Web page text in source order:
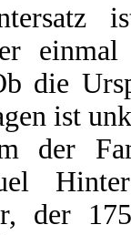
die
ist
der
der